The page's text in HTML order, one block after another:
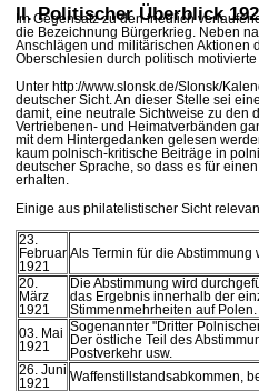
II. Politischer Überblick
Im Gegensatz zu den friedlich
die Bezeichnung Bürgerkrieg. Neben
Anschlägen und militärischen Aktionen
Oberschlesien durch politisch
Unter http://www.slonsk.de/Slonsk/
deutscher Sicht. An dieser Stelle sei
damit, eine neutrale Sichtweise zu den
Vertriebenen- und Heimatverbänden
mit dem Hintergedanken gelesen
kaum polnisch-kritische Beiträge in
deutscher Sprache, so dass es für
erhalten.
Einige aus philatelistischer Sicht
23.
Februar
1921
Als Termin für die Abstimmung
20.
März
1921
Die Abstimmung wird
das Ergebnis innerhalb der
Stimmenmehrheiten auf Polen.
03. Mai
1921
Sogenannter "Dritter
Der östliche Teil des
Postverkehr usw.
26. Juni
1921
Waffenstillstandsabkommen,